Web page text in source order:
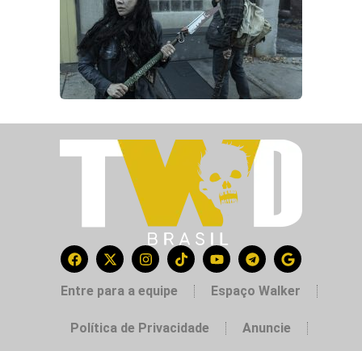
Entre para a equipe Espaço Walker
Política de Privacidade Anuncie